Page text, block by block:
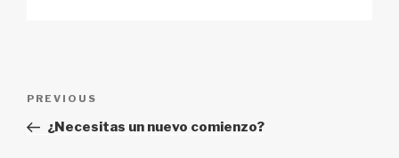
Previous
Post
PREVIOUS
¿Necesitas un nuevo comienzo?